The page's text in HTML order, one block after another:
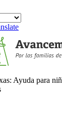
Ayuda para